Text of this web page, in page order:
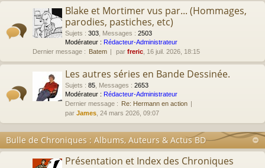
Blake et Mortimer vus par... (Hommages,
parodies, pastiches, etc)
Sujets : 303 Messages : 2503
Modérateur : Rédacteur-Administrateur
Dernier message : Batem par freric , 16 juil. 2026, 18:15
Les autres séries en Bande Dessinée.
Sujets : 85 Messages : 2653
Modérateur : Rédacteur-Administrateur
Dernier message : Re: Hermann en action
par James , 24 mars 2026, 09:07
Bulle de Chroniques : Albums, Auteurs & Actus BD
Présentation et Index des Chroniques